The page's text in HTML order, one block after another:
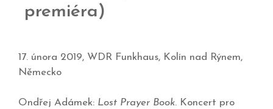
premiéra)
17. února 2019, WDR Funkhaus, Kolín nad Rýnem,
Německo
Ondřej Adámek: Lost Prayer Book. Koncert pro